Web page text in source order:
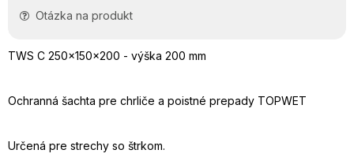
Otázka na produkt
TWS C 250x150x200 - výška 200 mm
Ochranná šachta pre chrliče a poistné prepady TOPWET
Určená pre strechy so štrkom.